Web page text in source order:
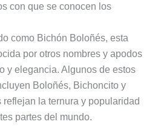
con que se conocen los
como Bichón Boloñés, esta
por otros nombres y apodos
y elegancia. Algunos de estos
Boloñés, Bichoncito y
reflejan la ternura y popularidad
partes del mundo.